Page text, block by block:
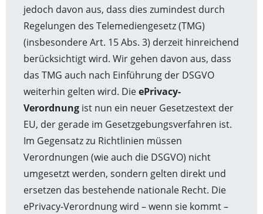
jedoch davon aus, dass dies zumindest durch
Regelungen des Telemediengesetz (TMG)
(insbesondere Art. 15 Abs. 3) derzeit hinreichend
berücksichtigt wird. Wir gehen davon aus, dass
das TMG auch nach Einführung der DSGVO
weiterhin gelten wird. DieePrivacy-
Verordnung ist nun ein neuer Gesetzestext der
EU, der gerade im Gesetzgebungsverfahren ist.
Im Gegensatz zu Richtlinien müssen
Verordnungen (wie auch die DSGVO) nicht
umgesetzt werden, sondern gelten direkt und
ersetzen das bestehende nationale Recht. Die
ePrivacy-Verordnung wird – wenn sie kommt –